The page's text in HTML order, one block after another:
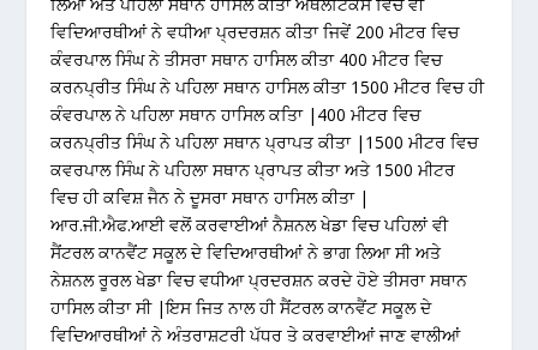
ਵਿਦਿਆਰਥੀਆਂ ਨੇ ਵਧੀਆ ਪ੍ਰਦਰਸ਼ਨ ਕੀਤਾ ਜਿਵੇਂ 200 ਮੀਟਰ ਵਿਚ
ਕੰਵਰਪਾਲ ਸਿੰਘ ਨੇ ਤੀਸਰਾ ਸਥਾਨ ਹਾਸਿਲ ਕੀਤਾ 400 ਮੀਟਰ ਵਿਚ
ਕਰਨਪ੍ਰੀਤ ਸਿੰਘ ਨੇ ਪਹਿਲਾ ਸਥਾਨ ਹਾਸਿਲ ਕੀਤਾ 1500 ਮੀਟਰ ਵਿਚ ਹੀ
ਕੰਵਰਪਾਲ ਨੇ ਪਹਿਲਾ ਸਥਾਨ ਹਾਸਿਲ ਕਤਿਾ |400 ਮੀਟਰ ਵਿਚ
ਕਰਨਪ੍ਰੀਤ ਸਿੰਘ ਨੇ ਪਹਿਲਾ ਸਥਾਨ ਪ੍ਰਾਪਤ ਕੀਤਾ |1500 ਮੀਟਰ ਵਿਚ
ਕਵਰਪਾਲ ਸਿੰਘ ਨੇ ਪਹਿਲਾ ਸਥਾਨ ਪ੍ਰਾਪਤ ਕੀਤਾ ਅਤੇ 1500 ਮੀਟਰ
ਵਿਚ ਹੀ ਕਵਿਸ਼ ਜੈਨ ਨੇ ਦੂਸਰਾ ਸਥਾਨ ਹਾਸਿਲ ਕੀਤਾ |
ਆਰ.ਜੀ.ਐਫ.ਆਈ ਵਲੋਂ ਕਰਵਾਈਆਂ ਨੈਸ਼ਨਲ ਖੇਡਾ ਵਿਚ ਪਹਿਲਾਂ ਵੀ
ਸੈਂਟਰਲ ਕਾਨਵੈਂਟ ਸਕੂਲ ਦੇ ਵਿਦਿਆਰਥੀਆਂ ਨੇ ਭਾਗ ਲਿਆ ਸੀ ਅਤੇ
ਨੇਸ਼ਨਲ ਰੂਰਲ ਖੇਡਾ ਵਿਚ ਵਧੀਆ ਪ੍ਰਦਰਸ਼ਨ ਕਰਦੇ ਹੋਏ ਤੀਸਰਾ ਸਥਾਨ
ਹਾਸਿਲ ਕੀਤਾ ਸੀ |ਇਸ ਜਿਤ ਨਾਲ ਹੀ ਸੈਂਟਰਲ ਕਾਨਵੈਂਟ ਸਕੂਲ ਦੇ
ਵਿਦਿਆਰਥੀਆਂ ਨੇ ਅੰਤਰਾਸ਼ਟਰੀ ਪੱਧਰ ਤੇ ਕਰਵਾਈਆਂ ਜਾਣ ਵਾਲੀਆਂ